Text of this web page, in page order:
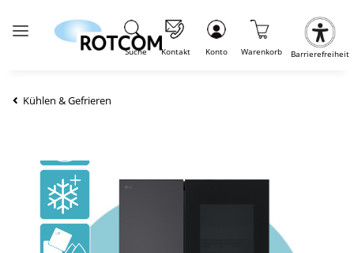
Suche Kontakt Konto Warenkorb Barrierefreiheit
Kühlen & Gefrieren